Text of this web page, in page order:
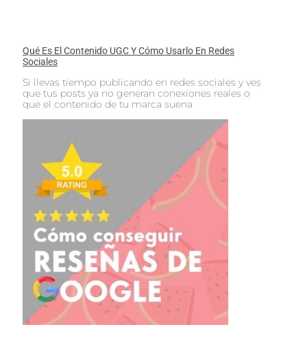
Qué Es El Contenido UGC Y Cómo Usarlo En Redes
Sociales
Si llevas tiempo publicando en redes sociales y ves
que tus posts ya no generan conexiones reales o
que el contenido de tu marca suena